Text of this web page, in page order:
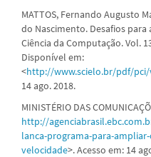
MATTOS, Fernando Augusto
do Nascimento. Desafios
Ciência da Computação. Vol.
Disponível em:
<http://www.scielo.br/pdf/pci/
14 ago. 2018.
MINISTÉRIO DAS
http://
lanca-programa-para-
velocidade>. Acesso em: 14